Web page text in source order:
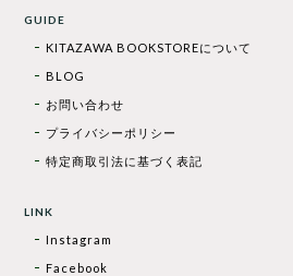
GUIDE
KITAZAWA BOOKSTOREについて
BLOG
お問い合わせ
プライバシーポリシー
特定商取引法に基づく表記
LINK
Instagram
Facebook